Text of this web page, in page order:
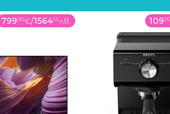
79999€/156465лв. 109